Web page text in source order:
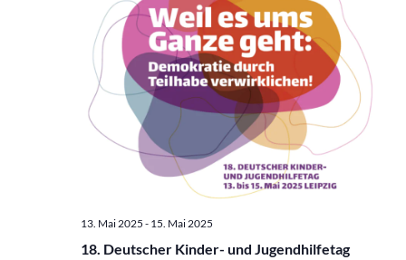
18. Deutscher Kinder- und Jugendhilfetag
13. Mai 2025 - 15. Mai 2025